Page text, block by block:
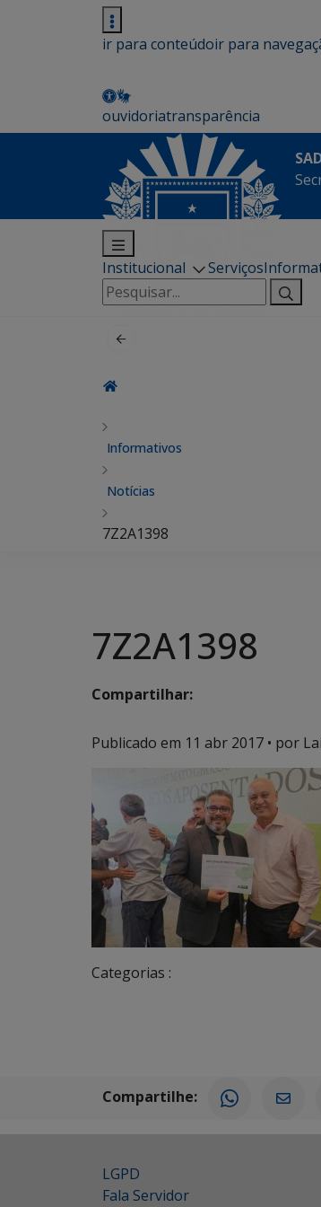
ir para conteúdoir para
ouvidoriatransparência
Institucional Serviços
Pesquisar
por:
Informativos
Notícias
7Z2A1398
7Z2A1398
Compartilhar:
Publicado em 11 abr 2017 • por
Categorias :
Compartilhe:
LGPD
Fala Servidor